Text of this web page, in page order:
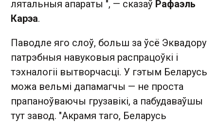
лятальныя апараты ", — сказаў Рафаэль
Карэа.
Паводле яго слоў, больш за ўсё Эквадору
патрэбныя навуковыя распрацоўкі і
тэхналогіі вытворчасці. У гэтым Беларусь
можа вельмі дапамагчы — не проста
прапаноўваючы грузавікі, а пабудаваўшы
тут завод. "Акрамя таго, Беларусь